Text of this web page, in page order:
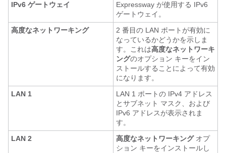
IPv6 ゲートウェイ
Expressway が使用する IPv6
ゲートウェイ。
高度なネットワーキング
2 番目の LAN ポートが有効に
なっているかどうかを示しま
す。これは高度なネットワーキ
ングのオプション キーをイン
ストールすることによって有効
になります。
LAN 1
LAN 1 ポートの IPv4 アドレス
とサブネット マスク、および
IPv6 アドレスが表示されま
す。
LAN 2
高度なネットワーキングオプ
ション キーをインストールし